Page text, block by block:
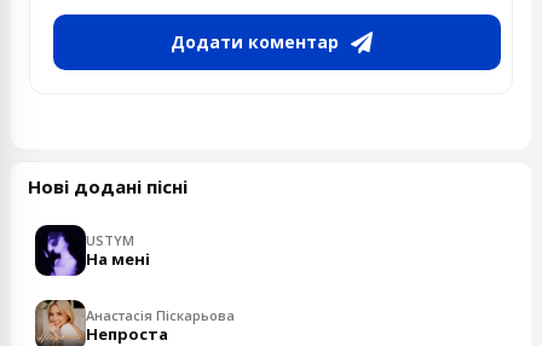
Додати коментар
Нові додані пісні
USTYM
На мені
Анастасія Піскарьова
Непроста